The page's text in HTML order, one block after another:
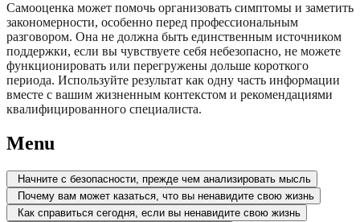
Самооценка может помочь организовать симптомы и заметить
закономерности, особенно перед профессиональным
разговором. Она не должна быть единственным источником
поддержки, если вы чувствуете себя небезопасно, не можете
функционировать или перегружены дольше короткого
периода. Используйте результат как одну часть информации
вместе с вашим жизненным контекстом и рекомендациями
квалифицированного специалиста.
Menu
Начните с безопасности, прежде чем анализировать мысль
Почему вам может казаться, что вы ненавидите свою жизнь
Как справиться сегодня, если вы ненавидите свою жизнь